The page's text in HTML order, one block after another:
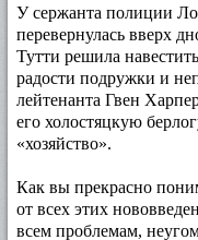
У сержанта полиции
перевернулась вверх
Тутти решила
радости подружки и
лейтенанта Гвен
его холостяцкую
«хозяйство».
Как вы прекрасно
от всех этих
всем проблемам,